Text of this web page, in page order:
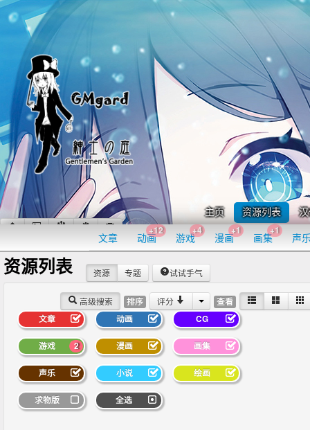
主页 资源列表
文章 动画
+12
游戏
+4
漫画
+1
画集
+1
声
资源列表
高级搜索 排序 评分 查看
资源 专题 试试手气
文章 动画 CG
2
游戏 漫画 画集
声乐 小说 绘画
求物版 全选